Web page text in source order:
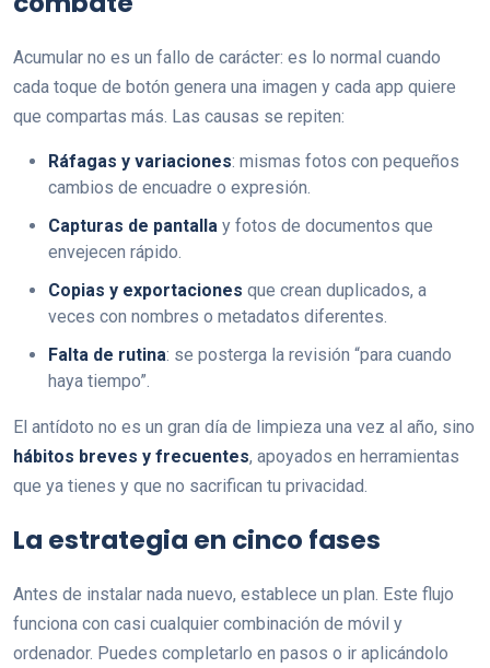
Acumular no es un fallo de carácter: es lo normal cuando
cada toque de botón genera una imagen y cada app quiere
que compartas más. Las causas se repiten:
Ráfagas y variaciones: mismas fotos con pequeños
cambios de encuadre o expresión.
Capturas de pantalla y fotos de documentos que
envejecen rápido.
Copias y exportaciones que crean duplicados, a
veces con nombres o metadatos diferentes.
Falta de rutina: se posterga la revisión “para cuando
haya tiempo”.
El antídoto no es un gran día de limpieza una vez al año, sino
hábitos breves y frecuentes, apoyados en herramientas
que ya tienes y que no sacrifican tu privacidad.
La estrategia en cinco fases
Antes de instalar nada nuevo, establece un plan. Este flujo
funciona con casi cualquier combinación de móvil y
ordenador. Puedes completarlo en pasos o ir aplicándolo